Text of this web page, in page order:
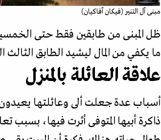
مبنى آل التنير (فيكان آفاكيان)
ظل المبنى من طابقين فقط حتى
ما يكفي من المال ليشيد الطابق
علاقة العائلة بالمنزل
أسباب عدة جعلت ألى وعائلتها يعيدون
ذاكرة أبيها المتوفى أثرت فيها،